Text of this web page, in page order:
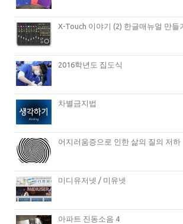
X-Touch 이야기 (2) 한글매뉴얼 만들
2016학년도 집도식
차별금지법
어지러움증으로 인한 삶의 질의 저하
미디유저넷 / 미유넷
아파트 진동소음 4